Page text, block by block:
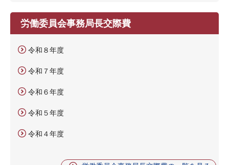
労働委員会事務局長交際費
令和８年度
令和７年度
令和６年度
令和５年度
令和４年度